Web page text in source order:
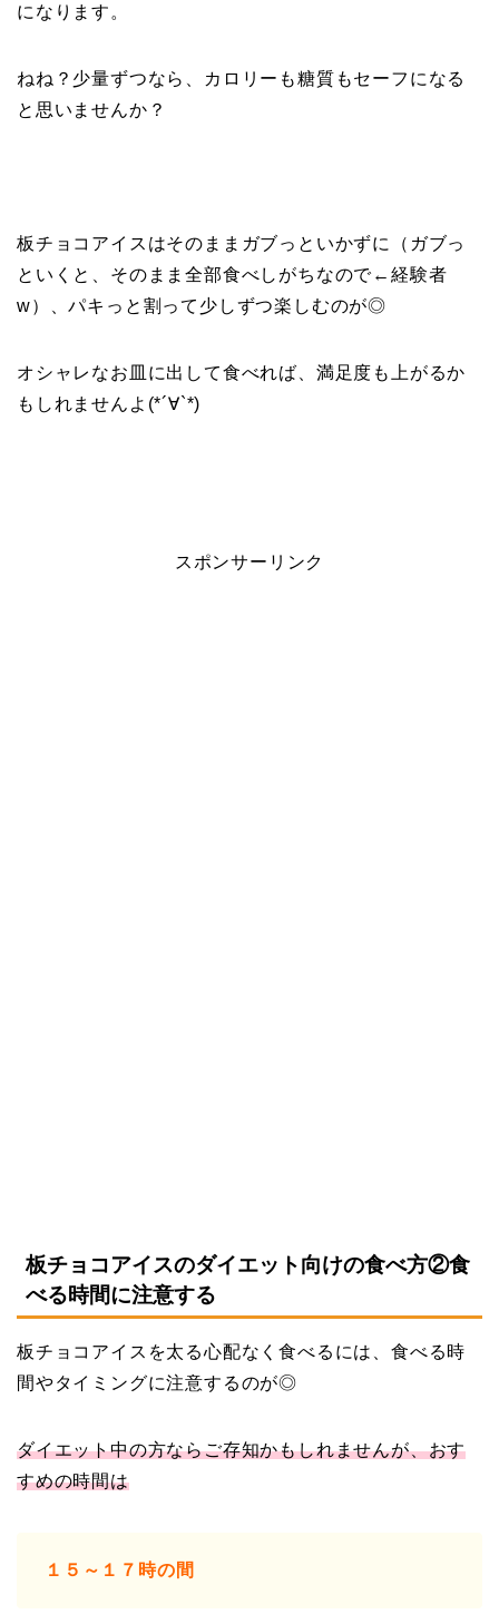
になります。
ねね？少量ずつなら、カロリーも糖質もセーフになる
と思いませんか？
板チョコアイスはそのままガブっといかずに（ガブっ
といくと、そのまま全部食べしがちなので←経験者
w）、パキっと割って少しずつ楽しむのが◎
オシャレなお皿に出して食べれば、満足度も上がるか
もしれませんよ(*´∀`*)
スポンサーリンク
板チョコアイスのダイエット向けの食べ方②食
べる時間に注意する
板チョコアイスを太る心配なく食べるには、食べる時
間やタイミングに注意するのが◎
ダイエット中の方ならご存知かもしれませんが、おす
すめの時間は
１５～１７時の間